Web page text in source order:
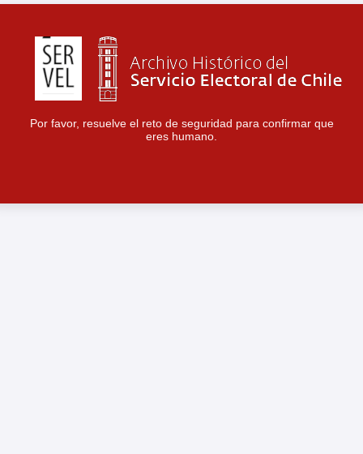
Por favor, resuelve el reto de seguridad para confirmar que
eres humano.